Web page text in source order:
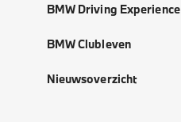
BMW Driving Experience
BMW Clubleven
Nieuwsoverzicht